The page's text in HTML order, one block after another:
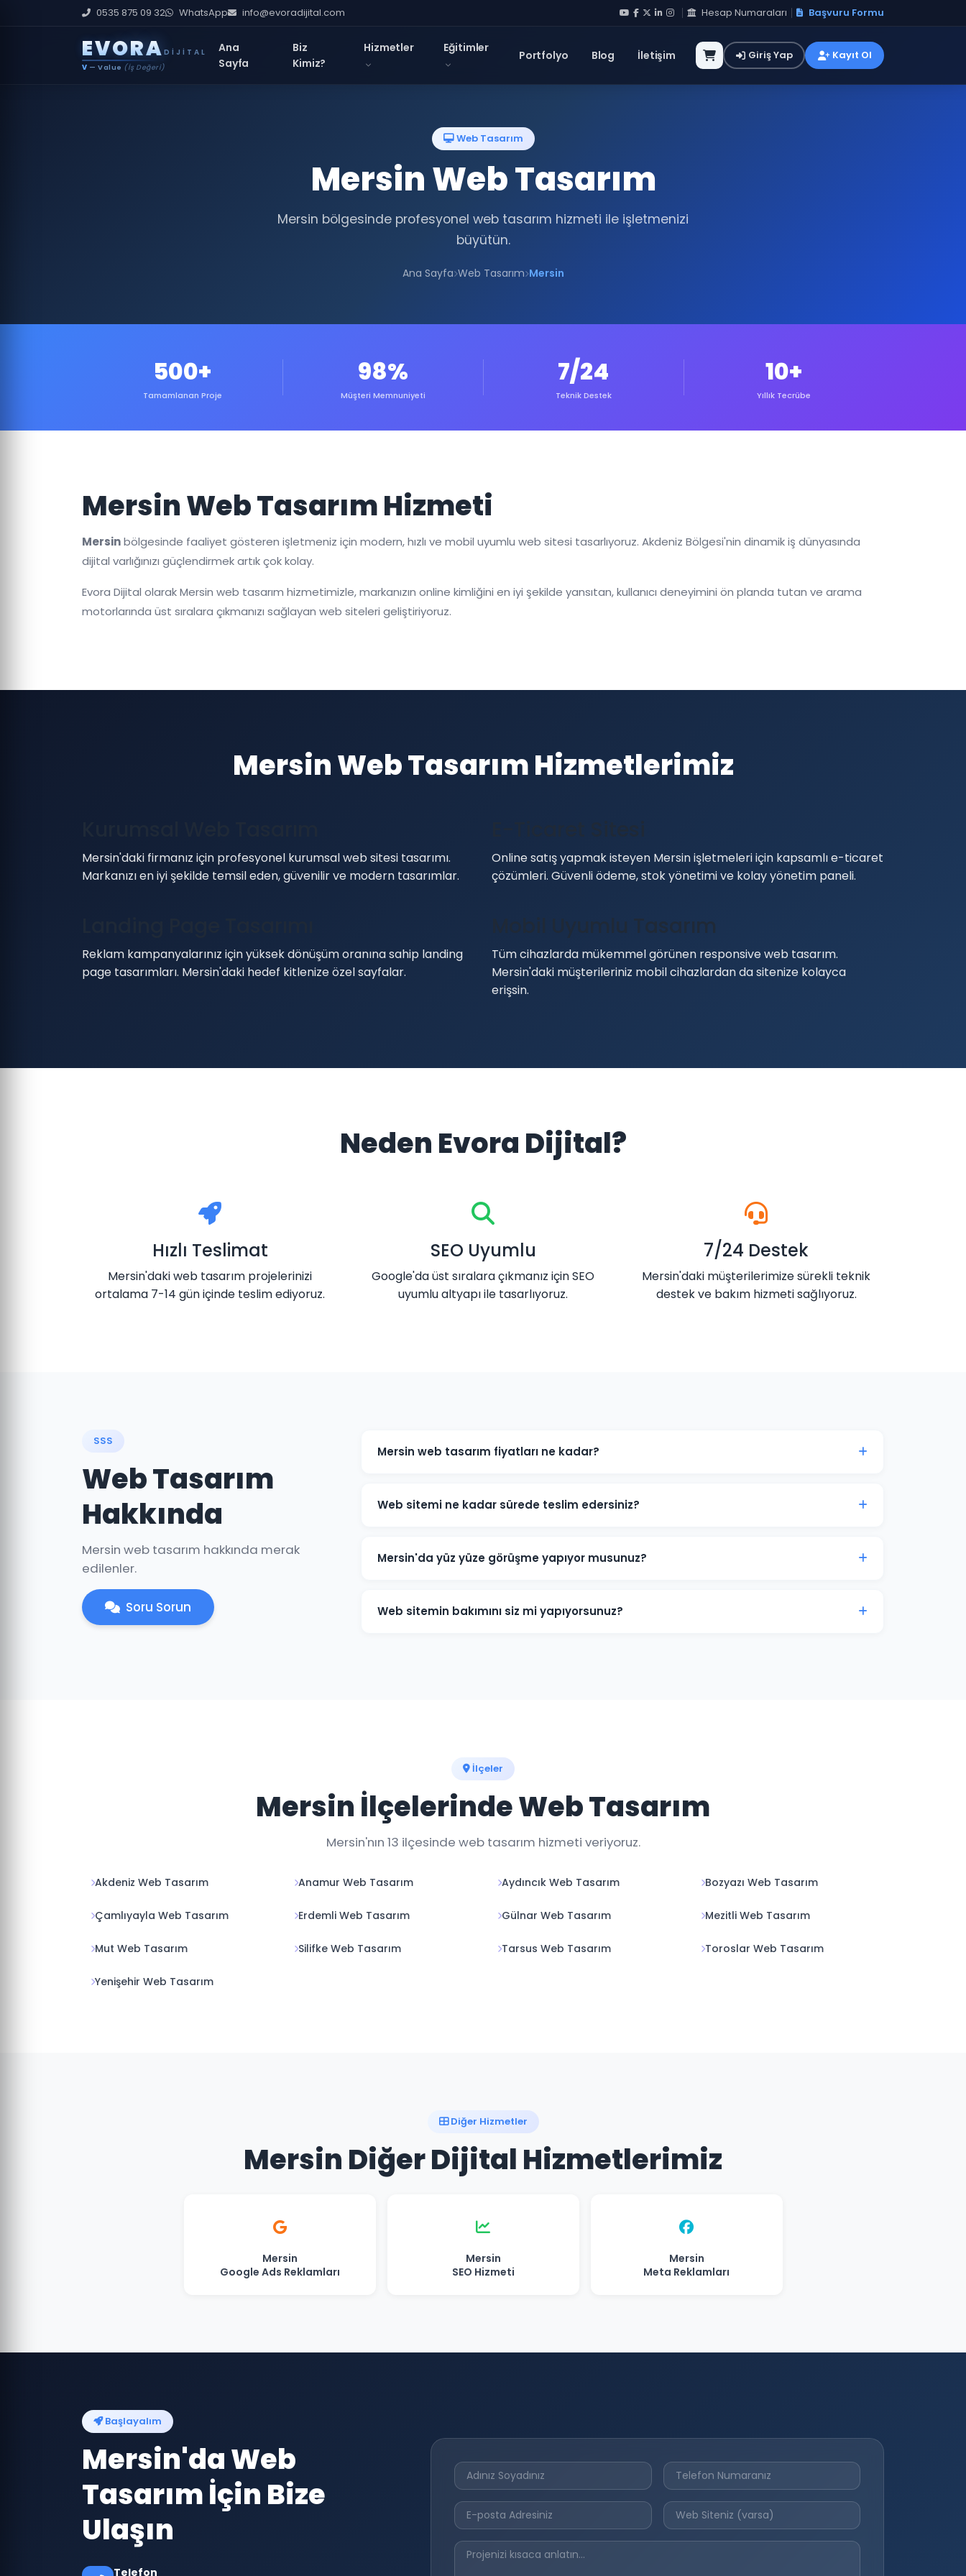
0535 875 09 32 WhatsApp info@evoradijital.com Hesap Numaraları Başvuru Formu
EVORA DIJITAL
V — Value (İş Değeri)
Ana
Sayfa
Biz
Kimiz?
Hizmetler Eğitimler
Portfolyo Blog İletişim Giriş Yap Kayıt Ol
Web Tasarım
Mersin Web Tasarım
Mersin bölgesinde profesyonel web tasarım hizmeti ile işletmenizi
büyütün.
Ana Sayfa Web Tasarım Mersin
500+
Tamamlanan Proje
98%
Müşteri Memnuniyeti
7/24
Teknik Destek
10+
Yıllık Tecrübe
Mersin Web Tasarım Hizmeti
Mersinbölgesinde faaliyet gösteren işletmeniz için modern, hızlı ve mobil uyumlu web sitesi tasarlıyoruz. Akdeniz Bölgesi'nin dinamik iş dünyasında
dijital varlığınızı güçlendirmek artık çok kolay.
Evora Dijital olarak Mersin web tasarım hizmetimizle, markanızın online kimliğini en iyi şekilde yansıtan, kullanıcı deneyimini ön planda tutan ve arama
motorlarında üst sıralara çıkmanızı sağlayan web siteleri geliştiriyoruz.
Mersin Web Tasarım Hizmetlerimiz
Mersin'daki firmanız için profesyonel kurumsal web sitesi tasarımı.
Markanızı en iyi şekilde temsil eden, güvenilir ve modern tasarımlar.
Online satış yapmak isteyen Mersin işletmeleri için kapsamlı e-ticaret
çözümleri. Güvenli ödeme, stok yönetimi ve kolay yönetim paneli.
Reklam kampanyalarınız için yüksek dönüşüm oranına sahip landing
page tasarımları. Mersin'daki hedef kitlenize özel sayfalar.
Mobil Uyumlu Tasarım
Tüm cihazlarda mükemmel görünen responsive web tasarım.
Mersin'daki müşterileriniz mobil cihazlardan da sitenize kolayca
erişsin.
Neden Evora Dijital?
Hızlı Teslimat
Mersin'daki web tasarım projelerinizi
ortalama 7-14 gün içinde teslim ediyoruz.
SEO Uyumlu
Google'da üst sıralara çıkmanız için SEO
uyumlu altyapı ile tasarlıyoruz.
7/24 Destek
Mersin'daki müşterilerimize sürekli teknik
destek ve bakım hizmeti sağlıyoruz.
SSS
Web Tasarım
Hakkında
Mersin web tasarım hakkında merak
edilenler.
Soru Sorun
Mersin web tasarım fiyatları ne kadar?
e-ticaret sitesi ve özel yazılım projeleri için farklı paketlerimiz bulunmaktadır. Detaylı fiyat bilgisi
Web sitemi ne kadar sürede teslim edersiniz?
edilmektedir. Projenin kapsamına göre süre değişebilir.
Mersin'da yüz yüze görüşme yapıyor musunuz?
detaylarını birlikte değerlendirebiliriz.
Web sitemin bakımını siz mi yapıyorsunuz?
İlçeler
Mersin İlçelerinde Web Tasarım
Mersin'nın 13 ilçesinde web tasarım hizmeti veriyoruz.
Akdeniz Web Tasarım Anamur Web Tasarım Aydıncık Web Tasarım Bozyazı Web Tasarım
Çamlıyayla Web Tasarım Erdemli Web Tasarım Gülnar Web Tasarım Mezitli Web Tasarım
Mut Web Tasarım Silifke Web Tasarım Tarsus Web Tasarım Toroslar Web Tasarım
Yenişehir Web Tasarım
Diğer Hizmetler
Mersin Diğer Dijital Hizmetlerimiz
Mersin
Google Ads Reklamları
Mersin
SEO Hizmeti
Mersin
Meta Reklamları
Başlayalım
Mersin'da Web
Tasarım İçin Bize
Ulaşın
Telefon